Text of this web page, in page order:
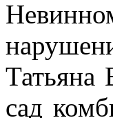
Татьяна
сад